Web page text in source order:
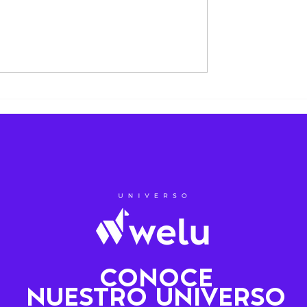
CONOCE
NUESTRO UNIVERSO